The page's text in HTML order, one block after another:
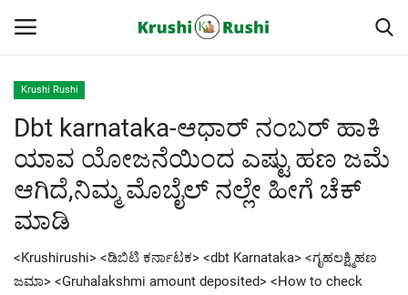
Home
Finance
Contact
ರೈತರ ಯಶೋಗಾಥೆಗಳು
Krushi Rushi
Dbt karnataka-ಆಧಾರ್ ನಂಬರ್ ಹಾಕಿ
ಯಾವ ಯೋಜನೆಯಿಂದ ಎಷ್ಟು ಹಣ ಜಮೆ
ಆಗಿದೆ,ನಿಮ್ಮ ಮೊಬೈಲ್ ನಲ್ಲೇ ಹೀಗೆ ಚೆಕ್
ಮಾಡಿ
<Krushirushi> <ಡಿಬಿಟಿ ಕರ್ನಾಟಕ> <dbt Karnataka> <ಗೃಹಲಕ್ಷ್ಮಿಹಣ
ಜಮಾ> <Gruhalakshmi amount deposited> <How to check